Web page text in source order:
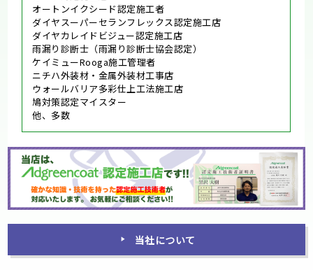
オートンイクシード認定施工者
ダイヤスーパーセランフレックス認定施工店
ダイヤカレイドビジュー認定施工店
雨漏り診断士（雨漏り診断士協会認定）
ケイミューRooga施工管理者
ニチハ外装材・金属外装材工事店
ウォールバリア多彩仕上工法施工店
鳩対策認定マイスター
他、多数
当社について